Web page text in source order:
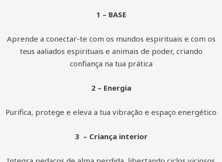
1 – BASE
Aprende a conectar-te com os mundos espirituais e com os
teus aaliados espirituais e animais de poder, criando
confiança na tua prática
2 – Energia
Purifica, protege e eleva a tua vibração e espaço energético
3 – Criança interior